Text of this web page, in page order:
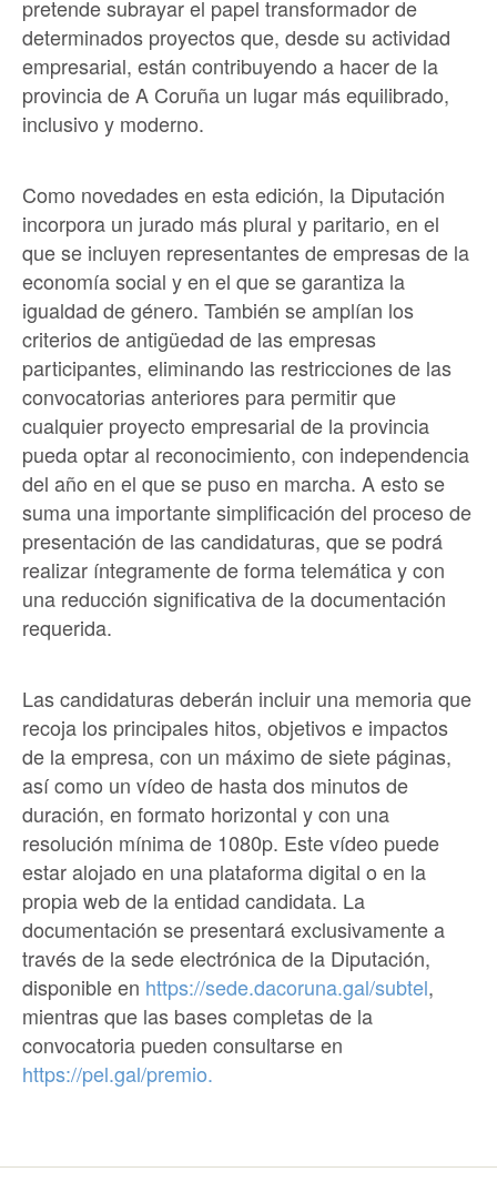
pretende subrayar el papel transformador de
determinados proyectos que, desde su actividad
empresarial, están contribuyendo a hacer de la
provincia de A Coruña un lugar más equilibrado,
inclusivo y moderno.
Como novedades en esta edición, la Diputación
incorpora un jurado más plural y paritario, en el
que se incluyen representantes de empresas de la
economía social y en el que se garantiza la
igualdad de género. También se amplían los
criterios de antigüedad de las empresas
participantes, eliminando las restricciones de las
convocatorias anteriores para permitir que
cualquier proyecto empresarial de la provincia
pueda optar al reconocimiento, con independencia
del año en el que se puso en marcha. A esto se
suma una importante simplificación del proceso de
presentación de las candidaturas, que se podrá
realizar íntegramente de forma telemática y con
una reducción significativa de la documentación
requerida.
Las candidaturas deberán incluir una memoria que
recoja los principales hitos, objetivos e impactos
de la empresa, con un máximo de siete páginas,
así como un vídeo de hasta dos minutos de
duración, en formato horizontal y con una
resolución mínima de 1080p. Este vídeo puede
estar alojado en una plataforma digital o en la
propia web de la entidad candidata. La
documentación se presentará exclusivamente a
través de la sede electrónica de la Diputación,
disponible en https://sede.dacoruna.gal/subtel,
mientras que las bases completas de la
convocatoria pueden consultarse en
https://pel.gal/premio.